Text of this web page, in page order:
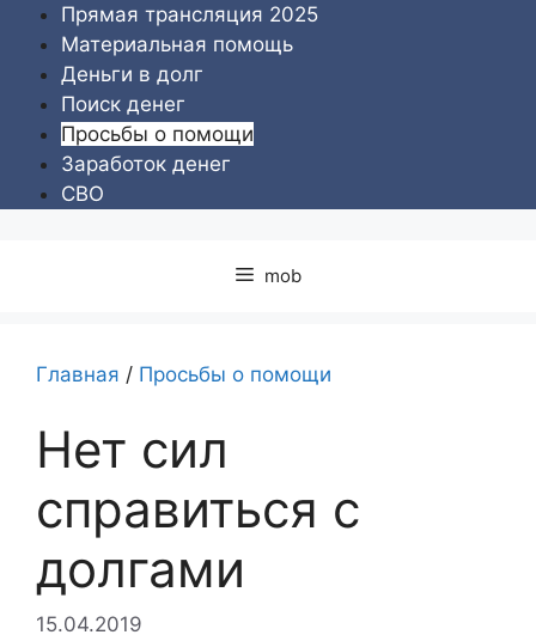
Перейти
содержимому
Прямая трансляция 2025
Материальная помощь
Деньги в долг
Поиск денег
Просьбы о помощи
Заработок денег
СВО
mob
Главная / Просьбы о помощи
Нет сил
справиться с
долгами
15.04.2019